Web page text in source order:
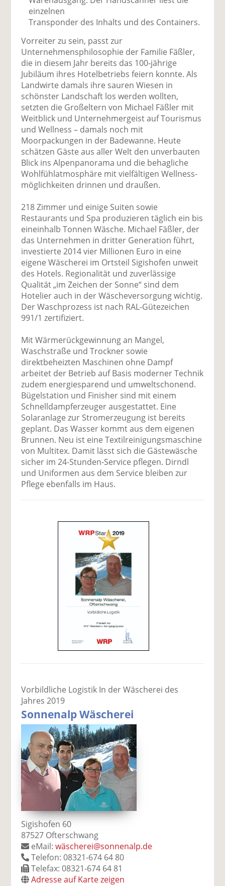
einzelnen
Transponder des Inhalts und des Containers.
Vorreiter zu sein, passt zur
Unternehmensphilosophie der Familie Fäßler,
die in diesem Jahr bereits das 100-jährige
Jubiläum ihres Hotelbetriebs feiern konnte. Als
Landwirte damals ihre sauren Wiesen in
schönster Landschaft los werden wollten,
setzten die Großeltern von Michael Fäßler mit
Weitblick und Unternehmergeist auf Tourismus
und Wellness – damals noch mit
Moorpackungen in der Badewanne. Heute
schätzen Gäste aus aller Welt den unverbauten
Blick ins Alpenpanorama und die behagliche
Wohlfühl­atmosphäre mit vielfältigen Wellness­
möglichkeiten drinnen und draußen.
218 Zimmer und einige Suiten sowie
Restaurants und Spa produzieren täglich ein bis
eineinhalb Tonnen Wäsche. Michael Fäßler, der
das Unternehmen in dritter Generation führt,
investierte 2014 vier Millionen Euro in eine
eigene Wäscherei im Ortsteil Sigishofen unweit
des Hotels. Regionalität und zuverlässige
Qualität „im Zeichen der Sonne“ sind dem
Hotelier auch in der Wäscheversorgung wichtig.
Der Waschprozess ist nach RAL-Gütezeichen
991/1 zertifiziert.
Mit Wärmerückgewinnung an Mangel,
Waschstraße und Trockner sowie
direktbeheizten Maschinen ohne Dampf
arbeitet der Betrieb auf Basis moderner Technik
zudem energiesparend und umweltschonend.
Bügelstation und Finisher sind mit einem
Schnelldampferzeuger ausgestattet. Eine
Solaranlage zur Stromerzeugung ist bereits
geplant. Das Wasser kommt aus dem eigenen
Brunnen. Neu ist eine Textilreinigungsmaschine
von Multitex. Damit lässt sich die Gästewäsche
sicher im 24-Stunden-Service pflegen. Dirndl
und Uniformen aus dem Service bleiben zur
Pflege ebenfalls im Haus.
Vorbildliche Logistik In der Wäscherei des
Jahres 2019
Sonnenalp Wäscherei
Sigishofen 60
87527 Ofterschwang
eMail:wäscherei@sonnenalp.de
Telefon: 08321-674 64 80
Telefax: 08321-674 64 81
Adresse auf Karte zeigen